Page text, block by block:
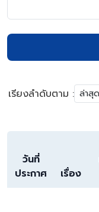
เรียงลำดับตาม :
วันที่
ประกาศ
เรื่อง